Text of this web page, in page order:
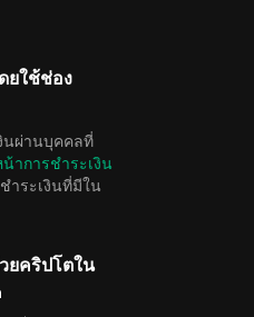
ยใช้ช่อง
นผ่านบุคคลที่
าการชำระเงิน
ำระเงินที่มีใน
ยคริปโตใน